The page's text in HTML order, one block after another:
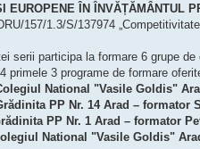
EUROPENE ÎN ÎNVĂȚĂMÂNTUL
157/1.3/S/137974
serii participa la formare 6 grupe
primele 3 programe de formare
National "Vasile Goldis"
PP Nr. 14 Arad – formator
PP Nr. 1 Arad – formator
National "Vasile Goldis"